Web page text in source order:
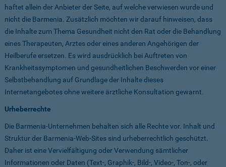
haftet allein der Anbieter der Seite, auf welche verwiesen wurde und
nicht die Barmenia. Zusätzlich möchten wir darauf hinweisen, dass
die Inhalte zum Thema Gesundheit nicht den Rat oder die Behandlung
eines Therapeuten, Arztes oder eines anderen Angehörigen der
Heilberufe ersetzen. Es wird ausdrücklich bei Auftreten von
Krankheitssymptomen und gesundheitlichen Beschwerden vor einer
Selbstbehandlung auf Grundlage der Inhalte dieses
Internetangebotes ohne weitere ärztliche Konsultation gewarnt.
Urheberrechte
Die Barmenia-Unternehmen behalten sich alle Rechte vor. Inhalt und
Struktur der Barmenia-Web-Sites sind urheberrechtlich geschützt.
Daher ist eine Vervielfältigung oder Verwendung sämtlicher
Informationen oder Daten (Text-, Graphik-, Bild-, Video-, Ton-, oder